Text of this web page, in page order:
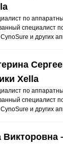
по
специалист
и других
Xella
по
специалист
и других